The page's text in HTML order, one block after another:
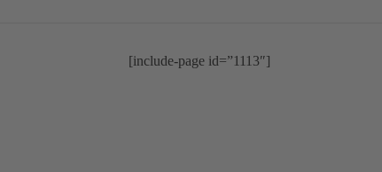
[include-page id=”1113″]